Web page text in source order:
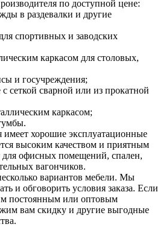
по доступной цене:
в раздевалки и другие
спортивных и заводских
каркасом для столовых,
и госучреждения;
с сеткой сварной или из прокатной
каркасом;
имеет хорошие эксплуатационные
высоким качеством и приятным
офисных помещений, спален,
вагончиков.
вариантов мебели. Мы
и обговорить условия заказа. Если
постоянным или оптовым
вам скидку и другие выгодные